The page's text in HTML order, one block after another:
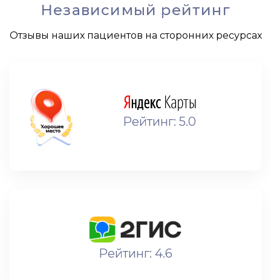
Независимый рейтинг
Отзывы наших пациентов на сторонних ресурсах
Рейтинг: 5.0
Рейтинг: 4.6